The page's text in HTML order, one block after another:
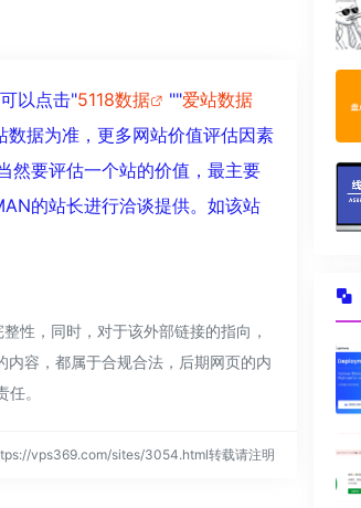
以点击"5118数据 ""爱站数据
据为准，更多网站价值评估因素
然要评估一个站的价值，最主要
的站长进行洽谈提供。如该站
性，同时，对于该外部链接的指向，
容，都属于合规合法，后期网页的内
。
vps369.com/sites/3054.html转载请注明